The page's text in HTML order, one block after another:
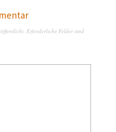
Erforderliche Felder sind